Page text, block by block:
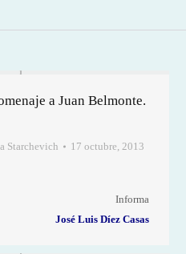
a Juan Belmonte.
Starchevich 17 octubre, 2013
Informa
José Luis Díez Casas